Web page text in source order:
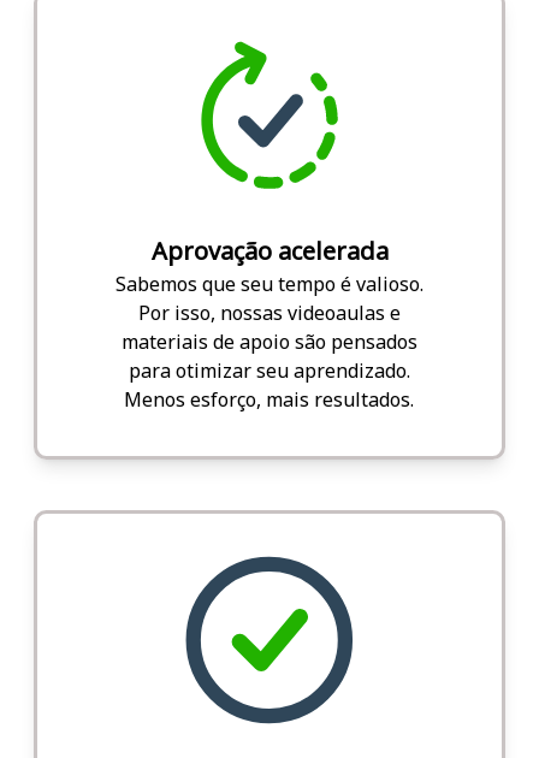
Aprovação acelerada
Sabemos que seu tempo é valioso.
Por isso, nossas videoaulas e
materiais de apoio são pensados
para otimizar seu aprendizado.
Menos esforço, mais resultados.